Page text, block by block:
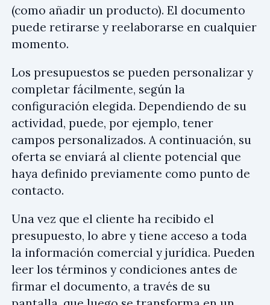
(como añadir un producto). El documento
puede retirarse y reelaborarse en cualquier
momento.
Los presupuestos se pueden personalizar y
completar fácilmente, según la
configuración elegida. Dependiendo de su
actividad, puede, por ejemplo, tener
campos personalizados. A continuación, su
oferta se enviará al cliente potencial que
haya definido previamente como punto de
contacto.
Una vez que el cliente ha recibido el
presupuesto, lo abre y tiene acceso a toda
la información comercial y jurídica. Pueden
leer los términos y condiciones antes de
firmar el documento, a través de su